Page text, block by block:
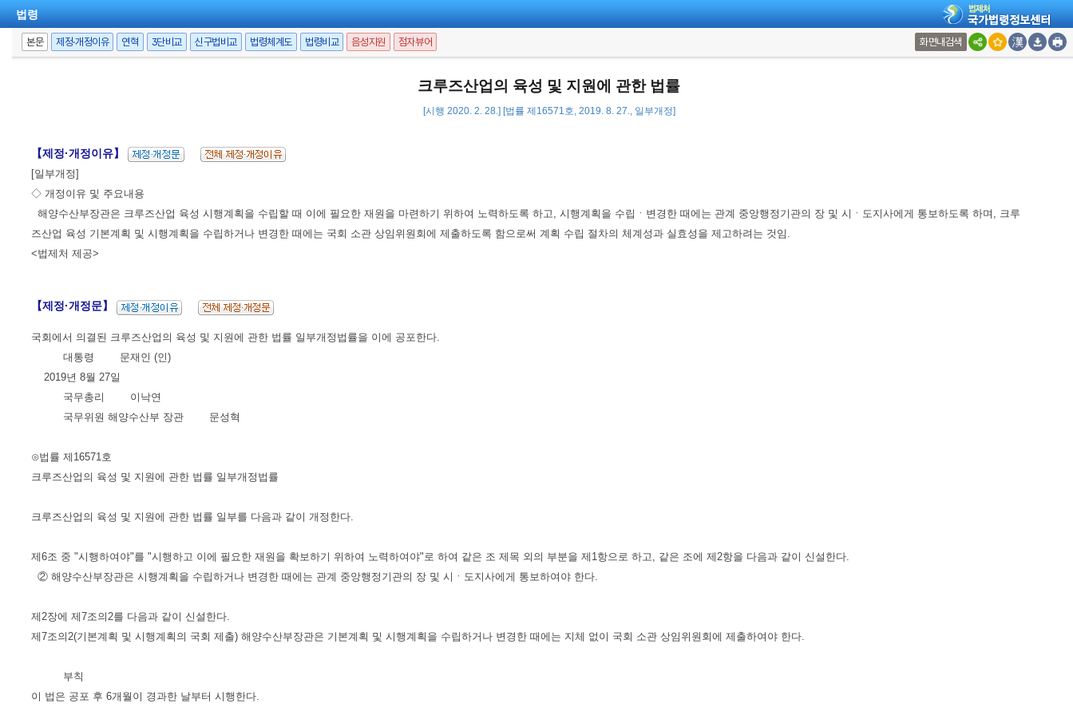
법령
본문 제정·개정이유 연혁 3단비교 신구법비교 법령체계도 법령비교 음성지원 점자뷰어 화면내검색
크루즈산업의 육성 및 지원에 관한 법률
[시행 2020. 2. 28.] [법률 제16571호, 2019. 8. 27., 일부개정]
【제정·개정이유】
[일부개정]
◇ 개정이유 및 주요내용
해양수산부장관은 크루즈산업 육성 시행계획을 수립할 때 이에 필요한 재원을 마련하기 위하여 노력하도록 하고, 시행계획을 수립ㆍ변경한 때에는 관계 중앙행정기관의 장 및 시ㆍ도지사에게 통보하도록 하며, 크루
즈산업 육성 기본계획 및 시행계획을 수립하거나 변경한 때에는 국회 소관 상임위원회에 제출하도록 함으로써 계획 수립 절차의 체계성과 실효성을 제고하려는 것임.
<법제처 제공>
【제정·개정문】
국회에서 의결된 크루즈산업의 육성 및 지원에 관한 법률 일부개정법률을 이에 공포한다.
대통령 문재인 (인)
2019년 8월 27일
국무총리 이낙연
국무위원 해양수산부 장관 문성혁
⊙법률 제16571호
크루즈산업의 육성 및 지원에 관한 법률 일부개정법률
크루즈산업의 육성 및 지원에 관한 법률 일부를 다음과 같이 개정한다.
제6조 중 "시행하여야"를 "시행하고 이에 필요한 재원을 확보하기 위하여 노력하여야"로 하여 같은 조 제목 외의 부분을 제1항으로 하고, 같은 조에 제2항을 다음과 같이 신설한다.
② 해양수산부장관은 시행계획을 수립하거나 변경한 때에는 관계 중앙행정기관의 장 및 시ㆍ도지사에게 통보하여야 한다.
제2장에 제7조의2를 다음과 같이 신설한다.
제7조의2(기본계획 및 시행계획의 국회 제출) 해양수산부장관은 기본계획 및 시행계획을 수립하거나 변경한 때에는 지체 없이 국회 소관 상임위원회에 제출하여야 한다.
부칙
이 법은 공포 후 6개월이 경과한 날부터 시행한다.